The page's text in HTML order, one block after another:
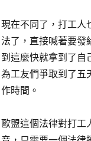
現在不同了，打工人
法了，直接喊著要發
到這麼快就拿到了自
為工友們爭取到了五
作時間。
歐盟這個法律對打工